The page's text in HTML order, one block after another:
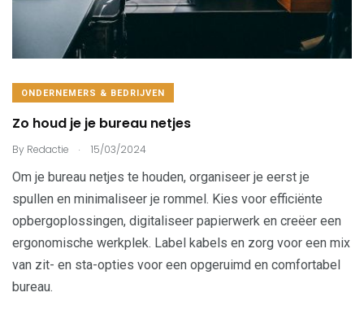
ONDERNEMERS & BEDRIJVEN
Zo houd je je bureau netjes
By Redactie . 15/03/2024
Om je bureau netjes te houden, organiseer je eerst je
spullen en minimaliseer je rommel. Kies voor efficiënte
opbergoplossingen, digitaliseer papierwerk en creëer een
ergonomische werkplek. Label kabels en zorg voor een mix
van zit- en sta-opties voor een opgeruimd en comfortabel
bureau.